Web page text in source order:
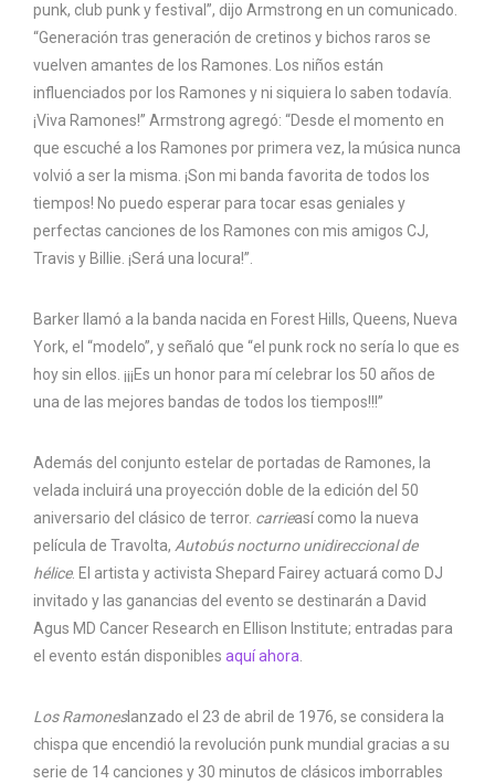
punk, club punk y festival”, dijo Armstrong en un comunicado.
“Generación tras generación de cretinos y bichos raros se
vuelven amantes de los Ramones. Los niños están
influenciados por los Ramones y ni siquiera lo saben todavía.
¡Viva Ramones!” Armstrong agregó: “Desde el momento en
que escuché a los Ramones por primera vez, la música nunca
volvió a ser la misma. ¡Son mi banda favorita de todos los
tiempos! No puedo esperar para tocar esas geniales y
perfectas canciones de los Ramones con mis amigos CJ,
Travis y Billie. ¡Será una locura!”.
Barker llamó a la banda nacida en Forest Hills, Queens, Nueva
York, el “modelo”, y señaló que “el punk rock no sería lo que es
hoy sin ellos. ¡¡¡Es un honor para mí celebrar los 50 años de
una de las mejores bandas de todos los tiempos!!!”
Además del conjunto estelar de portadas de Ramones, la
velada incluirá una proyección doble de la edición del 50
aniversario del clásico de terror. carrieasí como la nueva
película de Travolta, Autobús nocturno unidireccional de
hélice. El artista y activista Shepard Fairey actuará como DJ
invitado y las ganancias del evento se destinarán a David
Agus MD Cancer Research en Ellison Institute; entradas para
el evento están disponibles aquí ahora.
Los Ramoneslanzado el 23 de abril de 1976, se considera la
chispa que encendió la revolución punk mundial gracias a su
serie de 14 canciones y 30 minutos de clásicos imborrables